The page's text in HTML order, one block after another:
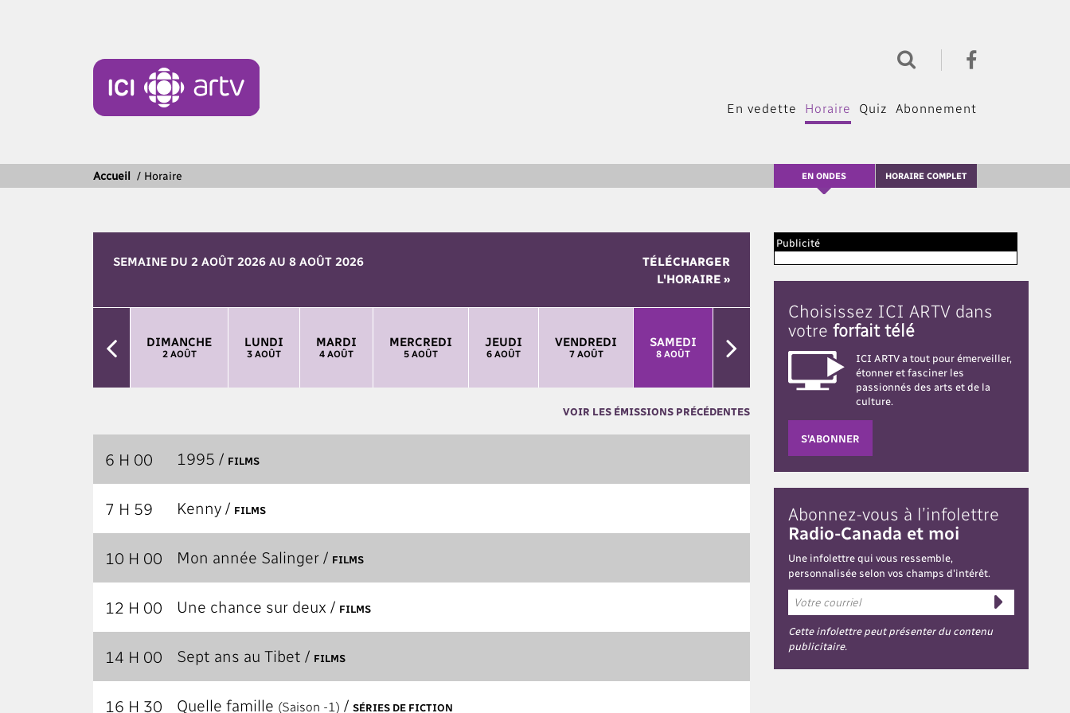
En vedette Horaire Quiz Abonnement
Accueil / Horaire EN ONDES HORAIRE COMPLET
SEMAINE DU 2 AOÛT 2026 AU 8 AOÛT 2026
TÉLÉCHARGER
L'HORAIRE »
DIMANCHE
2 AOÛT
LUNDI
3 AOÛT
MARDI
4 AOÛT
MERCREDI
5 AOÛT
JEUDI
6 AOÛT
VENDREDI
7 AOÛT
SAMEDI
8 AOÛT
VOIR LES ÉMISSIONS PRÉCÉDENTES
6 H 00 1995 / FILMS
7 H 59 Kenny / FILMS
10 H 00 Mon année Salinger / FILMS
12 H 00 Une chance sur deux / FILMS
14 H 00 Sept ans au Tibet / FILMS
16 H 30 Quelle famille (Saison -1) / SÉRIES DE FICTION
Publicité
Choisissez ICI ARTV dans
votre forfait télé
ICI ARTV a tout pour émerveiller,
étonner et fasciner les
passionnés des arts et de la
culture.
S'ABONNER
Abonnez-vous à l’infolettre
Radio-Canada et moi
Une infolettre qui vous ressemble,
personnalisée selon vos champs d'intérêt.
Cette infolettre peut présenter du contenu
publicitaire.